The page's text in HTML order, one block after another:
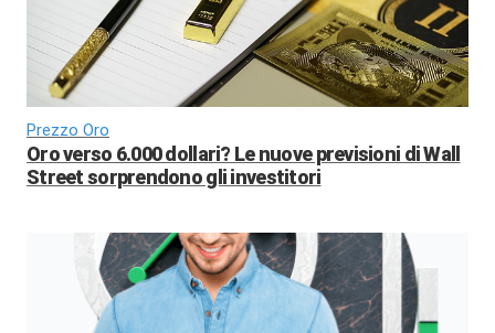
Prezzo Oro
Oro verso 6.000 dollari? Le nuove previsioni di Wall
Street sorprendono gli investitori